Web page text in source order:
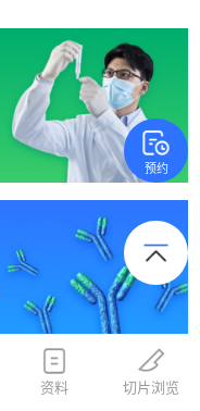
预约
资料 切片浏览